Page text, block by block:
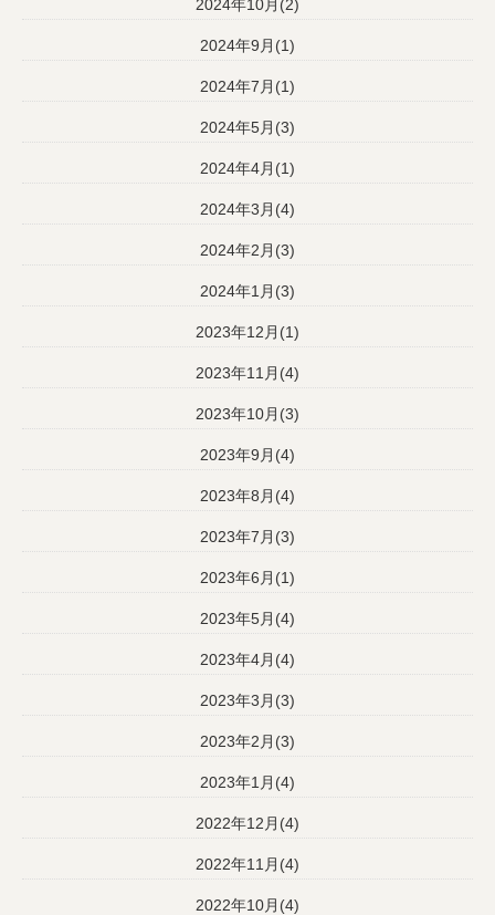
2024年10月(2)
2024年9月(1)
2024年7月(1)
2024年5月(3)
2024年4月(1)
2024年3月(4)
2024年2月(3)
2024年1月(3)
2023年12月(1)
2023年11月(4)
2023年10月(3)
2023年9月(4)
2023年8月(4)
2023年7月(3)
2023年6月(1)
2023年5月(4)
2023年4月(4)
2023年3月(3)
2023年2月(3)
2023年1月(4)
2022年12月(4)
2022年11月(4)
2022年10月(4)